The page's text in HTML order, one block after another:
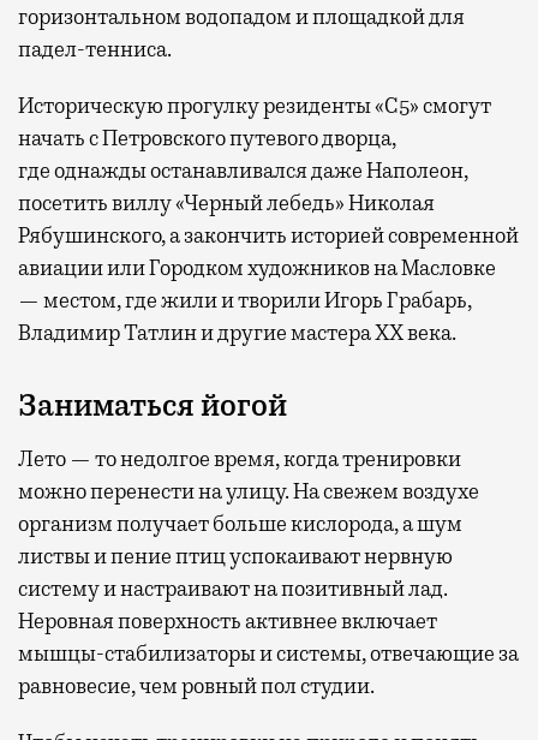
горизонтальном водопадом и площадкой для
падел-тенниса.
Историческую прогулку резиденты «С5» смогут
начать с Петровского путевого дворца,
гдеоднажды останавливался даже Наполеон,
посетить виллу «Черный лебедь» Николая
Рябушинского, а закончить историей современной
авиации или Городком художников на Масловке
— местом, где жили и творили Игорь Грабарь,
Владимир Татлин и другие мастера XX века.
Заниматься йогой
Лето — то недолгое время, когда тренировки
можно перенести на улицу. На свежем воздухе
организм получает больше кислорода, а шум
листвы и пение птиц успокаивают нервную
систему и настраивают на позитивный лад.
Неровная поверхность активнее включает
мышцы-стабилизаторы и системы, отвечающие за
равновесие, чем ровный пол студии.